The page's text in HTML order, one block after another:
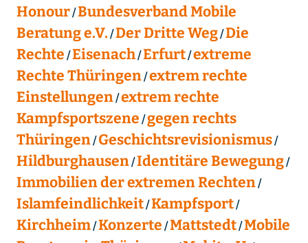
Honour Bundesverband Mobile
Beratung e.V. Der Dritte Weg Die
Rechte Eisenach Erfurt extreme
Rechte Thüringen extrem rechte
Einstellungen extrem rechte
Kampfsportszene gegen rechts
Thüringen Geschichtsrevisionismus
Hildburghausen Identitäre Bewegung
Immobilien der extremen Rechten
Islamfeindlichkeit Kampfsport
Kirchheim Konzerte Mattstedt Mobile